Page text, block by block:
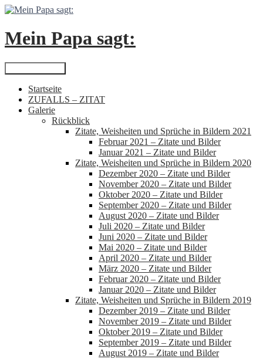
Zum
springen
Mein Papa sagt:
Suchen
Startseite
ZUFALLS – ZITAT
Galerie
Rückblick
Zitate, Weisheiten und Sprüche in Bildern 2021
Februar 2021 – Zitate und Bilder
Januar 2021 – Zitate und Bilder
Zitate, Weisheiten und Sprüche in Bildern 2020
Dezember 2020 – Zitate und Bilder
November 2020 – Zitate und Bilder
Oktober 2020 – Zitate und Bilder
September 2020 – Zitate und Bilder
August 2020 – Zitate und Bilder
Juli 2020 – Zitate und Bilder
Juni 2020 – Zitate und Bilder
Mai 2020 – Zitate und Bilder
April 2020 – Zitate und Bilder
März 2020 – Zitate und Bilder
Februar 2020 – Zitate und Bilder
Januar 2020 – Zitate und Bilder
Zitate, Weisheiten und Sprüche in Bildern 2019
Dezember 2019 – Zitate und Bilder
November 2019 – Zitate und Bilder
Oktober 2019 – Zitate und Bilder
September 2019 – Zitate und Bilder
August 2019 – Zitate und Bilder